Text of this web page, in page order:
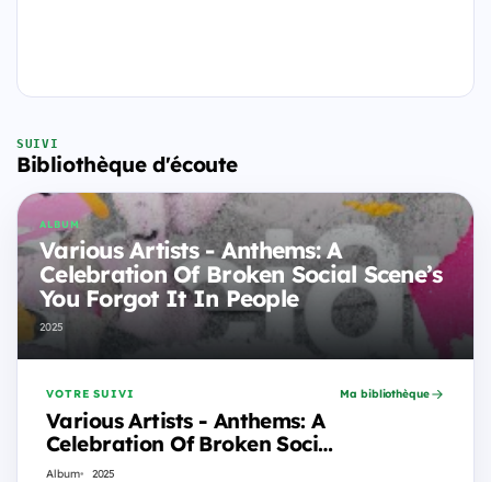
SUIVI
Bibliothèque d'écoute
ALBUM
Various Artists - Anthems: A
Celebration Of Broken Social Scene’s
You Forgot It In People
2025
VOTRE SUIVI
Various Artists - Anthems: A
Celebration Of Broken Social
Scene’s You Forgot It In
Album 2025
Ma bibliothèque